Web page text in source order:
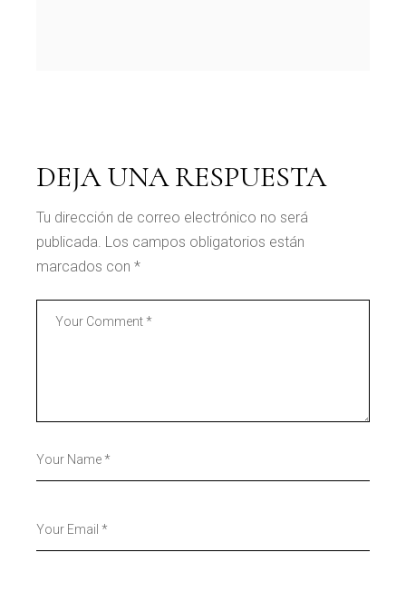
DEJA UNA RESPUESTA
Tu dirección de correo electrónico no será
publicada. Los campos obligatorios están
marcados con*